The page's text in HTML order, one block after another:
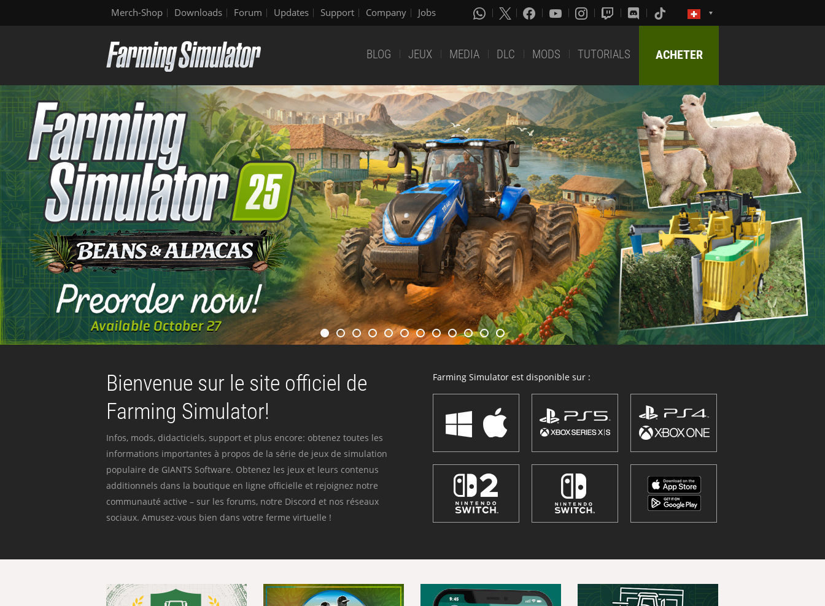
Merch-Shop Downloads Forum Updates Support Company Jobs
BLOG JEUX MEDIA DLC MODS TUTORIALS ACHETER
Bienvenue sur le site officiel de
Farming Simulator!
Infos, mods, didacticiels, support et plus encore: obtenez toutes les
informations importantes à propos de la série de jeux de simulation
populaire de GIANTS Software. Obtenez les jeux et leurs contenus
additionnels dans la boutique en ligne officielle et rejoignez notre
communauté active – sur les forums, notre Discord et nos réseaux
sociaux. Amusez-vous bien dans votre ferme virtuelle !
Farming Simulator est disponible sur :